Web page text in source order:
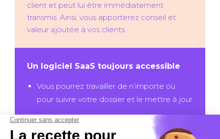
client et peut lui être immédiatement
transmis. Ainsi, vous apporterez conseil et
valeur ajoutée à vos clients.
Un logiciel SaaS toujours accessible
Vous pourrez travailler de n’importe où
pour suivre votre dossier et le mettre à jour